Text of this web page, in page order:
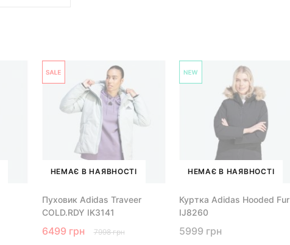
НЕМАЄ В НАЯВНОСТІ
Пуховик Adidas Traveer
COLD.RDY IK3141
6499 грн 7998 грн
НЕМАЄ В НАЯВНОСТІ
Куртка Adidas Hooded Fur
IJ8260
5999 грн